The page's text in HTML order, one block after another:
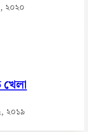
২০২০
খেলা
২০১৯